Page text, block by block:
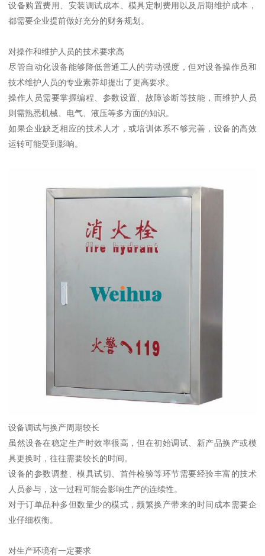
设备购置费用、安装调试成本、模具定制费用以及后期维护成本，
都需要企业提前做好充分的财务规划。
对操作和维护人员的技术要求高
尽管自动化设备能够降低普通工人的劳动强度，但对设备操作员和
技术维护人员的专业素养却提出了更高要求。
操作人员需要掌握编程、参数设置、故障诊断等技能，而维护人员
则需熟悉机械、电气、液压等多方面的知识。
如果企业缺乏相应的技术人才，或培训体系不够完善，设备的高效
运转可能受到影响。
设备调试与换产周期较长
虽然设备在稳定生产时效率很高，但在初始调试、新产品换产或模
具更换时，往往需要较长的时间。
设备的参数调整、模具试切、首件检验等环节需要经验丰富的技术
人员参与，这一过程可能会影响生产的连续性。
对于订单品种多但数量少的模式，频繁换产带来的时间成本需要企
业仔细权衡。
对生产环境有一定要求